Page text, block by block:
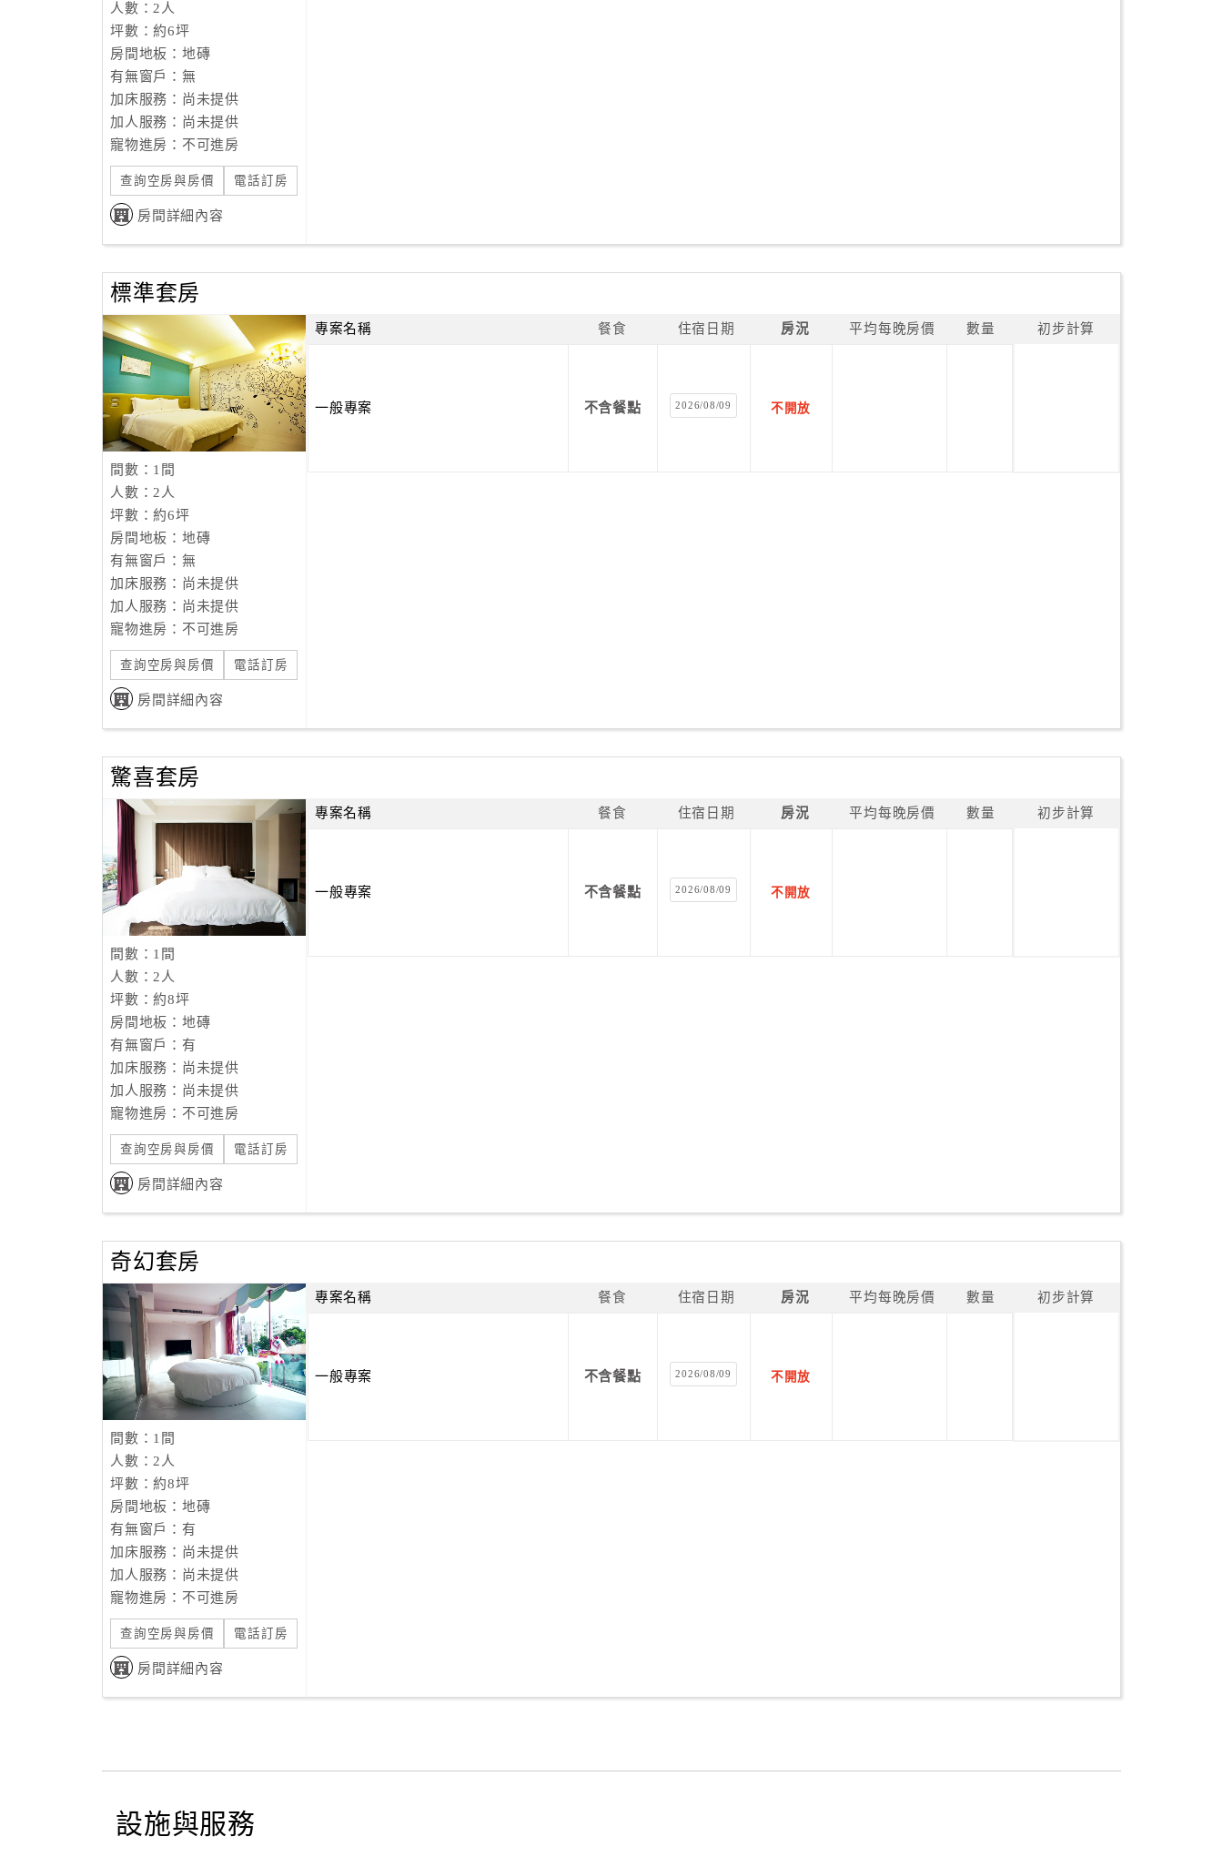
人數：2人
坪數：約6坪
房間地板：地磚
有無窗戶：無
加床服務：尚未提供
加人服務：尚未提供
寵物進房：不可進房
查詢空房與房價 電話訂房
房間詳細內容
標準套房
間數：1間
人數：2人
坪數：約6坪
房間地板：地磚
有無窗戶：無
加床服務：尚未提供
加人服務：尚未提供
寵物進房：不可進房
查詢空房與房價 電話訂房
房間詳細內容
專案名稱 餐食 住宿日期 房況 平均每晚房價 數量 初步計算
一般專案 不含餐點 2026/08/09 不開放
驚喜套房
間數：1間
人數：2人
坪數：約8坪
房間地板：地磚
有無窗戶：有
加床服務：尚未提供
加人服務：尚未提供
寵物進房：不可進房
查詢空房與房價 電話訂房
房間詳細內容
專案名稱 餐食 住宿日期 房況 平均每晚房價 數量 初步計算
一般專案 不含餐點 2026/08/09 不開放
奇幻套房
間數：1間
人數：2人
坪數：約8坪
房間地板：地磚
有無窗戶：有
加床服務：尚未提供
加人服務：尚未提供
寵物進房：不可進房
查詢空房與房價 電話訂房
房間詳細內容
專案名稱 餐食 住宿日期 房況 平均每晚房價 數量 初步計算
一般專案 不含餐點 2026/08/09 不開放
設施與服務